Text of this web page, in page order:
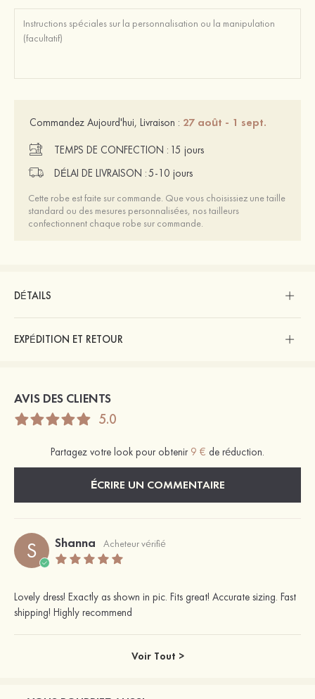
Commandez Aujourd'hui, Livraison : 27 août - 1 sept.
TEMPS DE CONFECTION : 15 jours
DÉLAI DE LIVRAISON :5-10 jours
Cette robe est faite sur commande. Que vous choisissiez une taille
standard ou des mesures personnalisées, nos tailleurs
confectionnent chaque robe sur commande.
DÉTAILS
EXPÉDITION ET RETOUR
AVIS DES CLIENTS
5.0
Partagez votre look pour obtenir 9 € de réduction.
ÉCRIRE UN COMMENTAIRE
S Shanna Acheteur vérifié
Lovely dress! Exactly as shown in pic. Fits great! Accurate sizing. Fast
shipping! Highly recommend
Voir Tout >